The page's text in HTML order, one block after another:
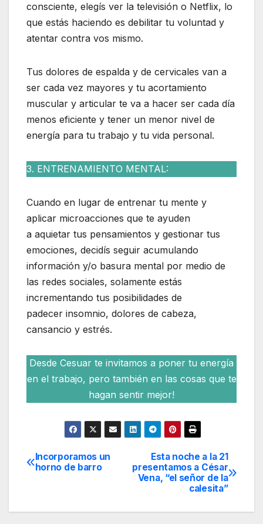
consciente, elegís ver la televisión o Netflix, lo
que estás haciendo es debilitar tu voluntad y
atentar contra vos mismo.
Tus dolores de espalda y de cervicales van a
ser cada vez mayores y tu acortamiento
muscular y articular te va a hacer ser cada día
menos eficiente y tener un menor nivel de
energía para tu trabajo y tu vida personal.
3. ENTRENAMIENTO MENTAL:
Cuando en lugar de entrenar tu mente y
aplicar microacciones que te ayuden
a aquietar tus pensamientos y gestionar tus
emociones, decidís seguir acumulando
información y/o basura mental por medio de
las redes sociales, solamente estás
incrementando tus posibilidades de
padecer insomnio, dolores de cabeza,
cansancio y estrés.
Desde Cesuar te invitamos a poner tu energía
en el trabajo, pero también en las cosas que te
hagan sentir mejor!
Navegación
entradas
Esta noche a la 21
presentamos a César
Vena, “el señor de la
calesita”
Incorporamos un
horno de barro